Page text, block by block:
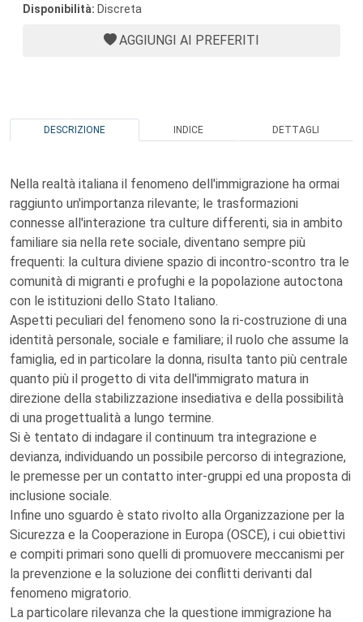
Disponibilità: Discreta
AGGIUNGI AI PREFERITI
DESCRIZIONE INDICE DETTAGLI
Nella realtà italiana il fenomeno dell'immigrazione ha ormai
raggiunto un'importanza rilevante; le trasformazioni
connesse all'interazione tra culture differenti, sia in ambito
familiare sia nella rete sociale, diventano sempre più
frequenti: la cultura diviene spazio di incontro-scontro tra le
comunità di migranti e profughi e la popolazione autoctona
con le istituzioni dello Stato Italiano.
Aspetti peculiari del fenomeno sono la ri-costruzione di una
identità personale, sociale e familiare; il ruolo che assume la
famiglia, ed in particolare la donna, risulta tanto più centrale
quanto più il progetto di vita dell'immigrato matura in
direzione della stabilizzazione insediativa e della possibilità
di una progettualità a lungo termine.
Si è tentato di indagare il continuum tra integrazione e
devianza, individuando un possibile percorso di integrazione,
le premesse per un contatto inter-gruppi ed una proposta di
inclusione sociale.
Infine uno sguardo è stato rivolto alla Organizzazione per la
Sicurezza e la Cooperazione in Europa (OSCE), i cui obiettivi
e compiti primari sono quelli di promuovere meccanismi per
la prevenzione e la soluzione dei conflitti derivanti dal
fenomeno migratorio.
La particolare rilevanza che la questione immigrazione ha